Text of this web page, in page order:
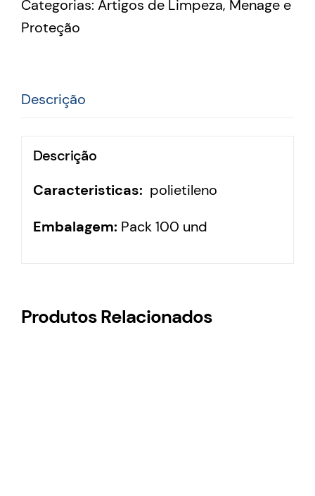
Categorias: Artigos de Limpeza, Menage e
Proteção
Descrição
Descrição
Caracteristicas: polietileno
Embalagem: Pack 100 und
Produtos Relacionados